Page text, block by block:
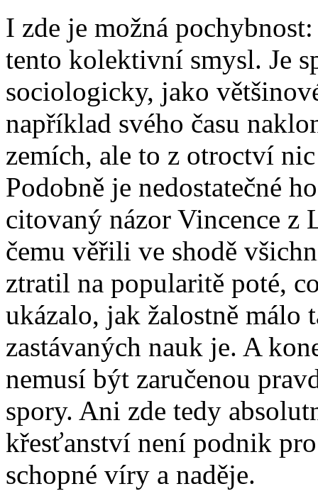
I zde je možná
tento kolektivní smysl. Je
sociologicky, jako
například svého času
zemích, ale to z otroctví
Podobně je nedostatečné
citovaný názor Vincence z
čemu věřili ve shodě
ztratil na popularitě poté,
ukázalo, jak žalostně málo
zastávaných nauk je. A
nemusí být zaručenou
spory. Ani zde tedy
křesťanství není podnik
schopné víry a naděje.